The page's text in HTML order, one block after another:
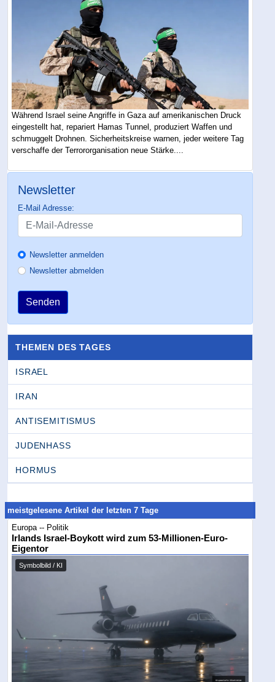
Während Israel seine Angriffe in Gaza auf amerikanischen Druck
eingestellt hat, repariert Hamas Tunnel, produziert Waffen und
schmuggelt Drohnen. Sicherheitskreise warnen, jeder weitere Tag
verschaffe der Terrororganisation neue Stärke....
Newsletter
E-Mail Adresse:
Newsletter anmelden
Newsletter abmelden
Senden
THEMEN DES TAGES
ISRAEL
IRAN
ANTISEMITISMUS
JUDENHASS
HORMUS
meistgelesene Artikel der letzten 7 Tage
Europa -- Politik
Irlands Israel-Boykott wird zum 53-Millionen-Euro-
Eigentor
Symbolbild / KI